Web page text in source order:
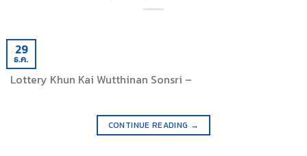
29
ธ.ค.
Lottery Khun Kai Wutthinan Sonsri –
CONTINUE READING →